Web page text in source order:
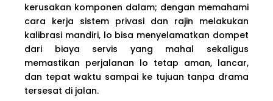
kerusakan komponen dalam; dengan memahami
cara kerja sistem privasi dan rajin melakukan
kalibrasi mandiri, lo bisa menyelamatkan dompet
dari biaya servis yang mahal sekaligus
memastikan perjalanan lo tetap aman, lancar,
dan tepat waktu sampai ke tujuan tanpa drama
tersesat di jalan.